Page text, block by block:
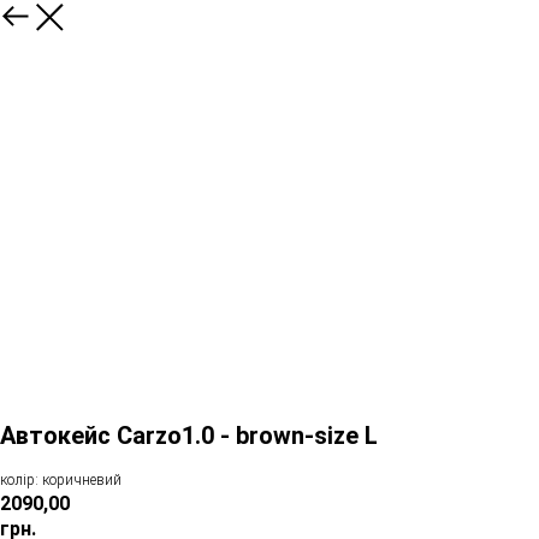
Автокейс Сarzo1.0 - brown-size L
колір: коричневий
2090,00
грн.